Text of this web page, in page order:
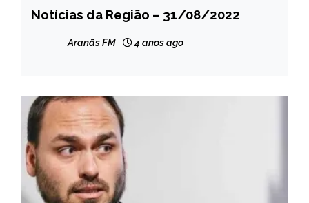
CAPELINHA
NOTÍCIAS
Notícias da Região – 31/08/2022
Aranãs FM 4 anos ago